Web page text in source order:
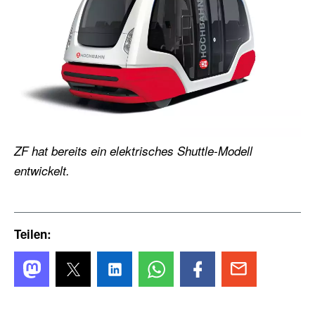
ZF hat bereits ein elektrisches Shuttle-Modell
entwickelt.
Teilen: